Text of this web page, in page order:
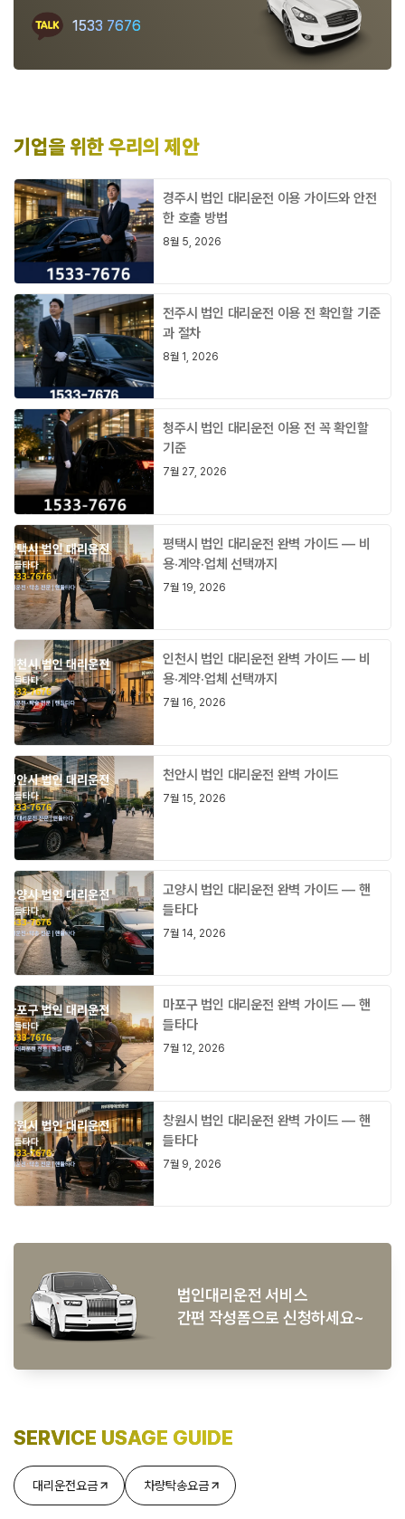
1533 7676
기업을 위한 우리의 제안
경주시 법인 대리운전 이용 가이드와 안전
한 호출 방법
8월 5, 2026
전주시 법인 대리운전 이용 전 확인할 기준
과 절차
8월 1, 2026
청주시 법인 대리운전 이용 전 꼭 확인할
기준
7월 27, 2026
평택시 법인 대리운전 완벽 가이드 — 비
용·계약·업체 선택까지
7월 19, 2026
인천시 법인 대리운전 완벽 가이드 — 비
용·계약·업체 선택까지
7월 16, 2026
천안시 법인 대리운전 완벽 가이드
7월 15, 2026
고양시 법인 대리운전 완벽 가이드 — 핸
들타다
7월 14, 2026
마포구 법인 대리운전 완벽 가이드 — 핸
들타다
7월 12, 2026
창원시 법인 대리운전 완벽 가이드 — 핸
들타다
7월 9, 2026
법인대리운전 서비스
간편 작성폼으로 신청하세요~
SERVICE USAGE GUIDE
대리운전요금 차량탁송요금